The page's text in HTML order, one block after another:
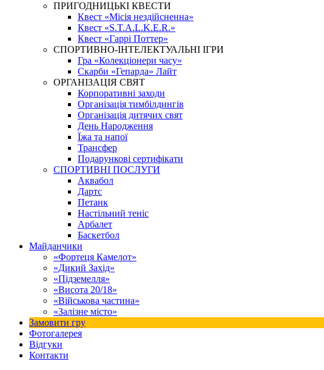
ПРИГОДНИЦЬКІ КВЕСТИ
Квест «Місія нездійсненна»
Квест «S.T.A.L.K.E.R.»
Квест «Гаррі Поттер»
СПОРТИВНО-ІНТЕЛЕКТУАЛЬНІ ІГРИ
Гра «Колекціонери часу»
Скарби «Гепарда» Лайт
ОРГАНІЗАЦІЯ СВЯТ
Корпоративні заходи
Організація тимбілдингів
Організація дитячих свят
День Народження
Їжа та напої
Трансфер
Подарункові сертифікати
СПОРТИВНІ ПОСЛУГИ
Аквабол
Дартс
Петанк
Настільний теніс
Арбалет
Баскетбол
Майданчики
«Фортеця Камелот»
«Дикий Захід»
«Підземелля»
«Висота 20/18»
«Військова частина»
«Залізне місто»
Замовити гру
Фотогалерея
Відгуки
Контакти